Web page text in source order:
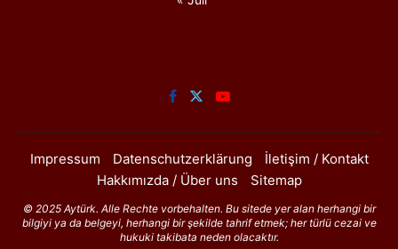
Impressum Datenschutzerklärung
İletişim / Kontakt
Hakkımızda / Über uns
Sitemap
© 2025 Aytürk. Alle Rechte vorbehalten. Bu sitede yer alan herhangi bir
bilgiyi ya da belgeyi, herhangi bir şekilde tahrif etmek; her türlü cezai ve
hukuki takibata neden olacaktır.